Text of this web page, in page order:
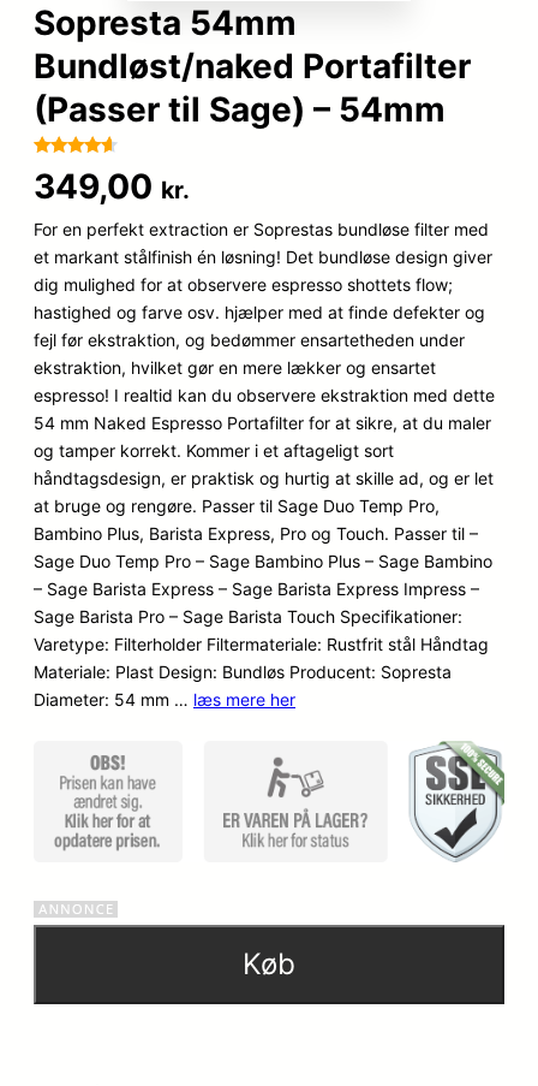
Sopresta 54mm
Bundløst/naked Portafilter
(Passer til Sage) – 54mm
som4.5
ud af 5
baseret
på
kundebedø
mmelser
349,00 kr.
For en perfekt extraction er Soprestas bundløse filter med
et markant stålfinish én løsning! Det bundløse design giver
dig mulighed for at observere espresso shottets flow;
hastighed og farve osv. hjælper med at finde defekter og
fejl før ekstraktion, og bedømmer ensartetheden under
ekstraktion, hvilket gør en mere lækker og ensartet
espresso! I realtid kan du observere ekstraktion med dette
54 mm Naked Espresso Portafilter for at sikre, at du maler
og tamper korrekt. Kommer i et aftageligt sort
håndtagsdesign, er praktisk og hurtig at skille ad, og er let
at bruge og rengøre. Passer til Sage Duo Temp Pro,
Bambino Plus, Barista Express, Pro og Touch. Passer til –
Sage Duo Temp Pro – Sage Bambino Plus – Sage Bambino
– Sage Barista Express – Sage Barista Express Impress –
Sage Barista Pro – Sage Barista Touch Specifikationer:
Varetype: Filterholder Filtermateriale: Rustfrit stål Håndtag
Materiale: Plast Design: Bundløs Producent: Sopresta
Diameter: 54 mm … læs mere her
Køb